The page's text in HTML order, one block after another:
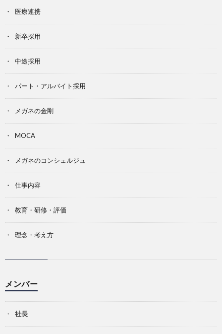
医療連携
新卒採用
中途採用
パート・アルバイト採用
メガネの金剛
MOCA
メガネのコンシェルジュ
仕事内容
教育・研修・評価
理念・考え方
メンバー
社長